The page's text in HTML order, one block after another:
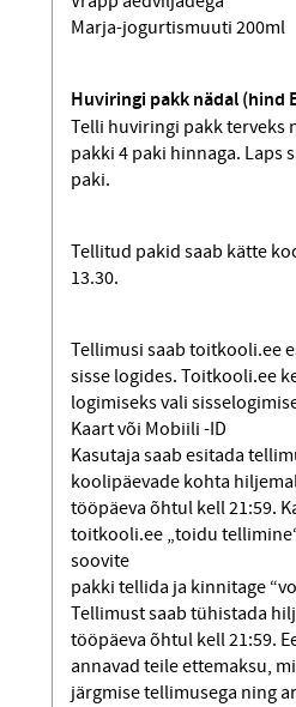
Marja-jogurtismuuti 200ml
Huviringi pakk nädal (hind
Telli huviringi pakk terveks
pakki 4 paki hinnaga. Laps
paki.
Tellitud pakid saab kätte
13.30.
Tellimusi saab toitkooli.ee
sisse logides. Toitkooli.ee
logimiseks vali
Kaart või Mobiili -ID
Kasutaja saab esitada
koolipäevade kohta
tööpäeva õhtul kell 21:59.
toitkooli.ee „toidu
soovite
pakki tellida ja kinnitage
Tellimust saab tühistada
tööpäeva õhtul kell 21:59.
annavad teile ettemaksu,
järgmise tellimusega ning